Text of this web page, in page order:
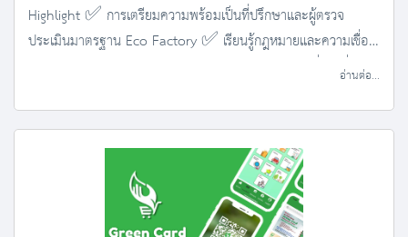
อุตสาหกรรมเชิงนิเวศ (Eco Factory & Eco Factory for
Waste Processor)
Highlight ✅ การเตรียมความพร้อมเป็นที่ปรึกษาและผู้ตรวจ
ประเมินมาตรฐาน Eco Factory ✅ เรียนรู้กฎหมายและความเชื่อม
โยงระหว่างมาตรฐาน Eco Factory กับมาตรฐานสากลอื่นๆ ที่
กำหนด ✅ การฝึกปฏิบัติการประเมินข้อมูลและการจัดทำข้อมูลตาม
ข้อกำหนด ✅ ศึกษาดูงาน ณ สถานประกอบการจริง
อ่านต่อ...